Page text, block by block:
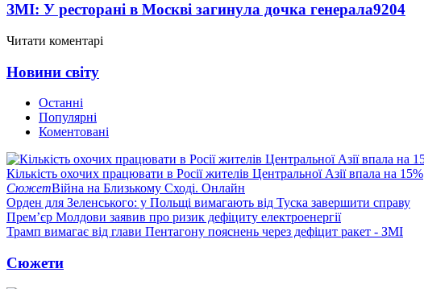
ЗМІ: У ресторані в Москві загинула дочка генерала9204
Читати коментарі
Новини світу
Останні
Популярні
Коментовані
Кількість охочих працювати в Росії жителів Центральної Азії впала на 15%
СюжетВійна на Близькому Сході. Онлайн
Орден для Зеленського: у Польщі вимагають від Туска завершити справу
Прем’єр Молдови заявив про ризик дефіциту електроенергії
Трамп вимагає від глави Пентагону пояснень через дефіцит ракет - ЗМІ
Сюжети